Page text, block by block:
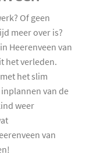
Of geen
meer over is?
Heerenveen van
het verleden.
het slim
van de
weer
van